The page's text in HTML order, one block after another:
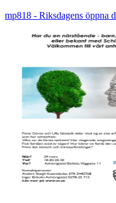
mp818 - Riksdagens öppna